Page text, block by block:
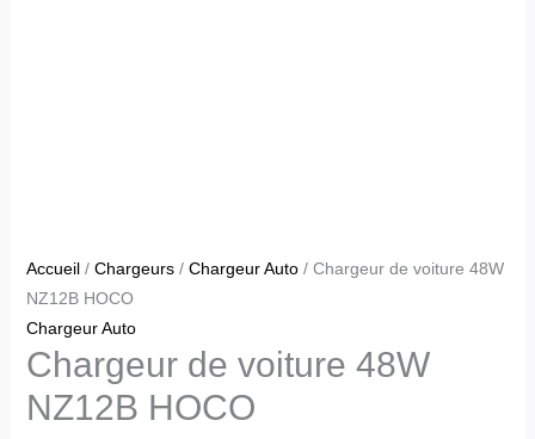
Accueil/ Chargeurs/ Chargeur Auto/ Chargeur de voiture 48W
NZ12B HOCO
Chargeur Auto
Chargeur de voiture 48W
NZ12B HOCO